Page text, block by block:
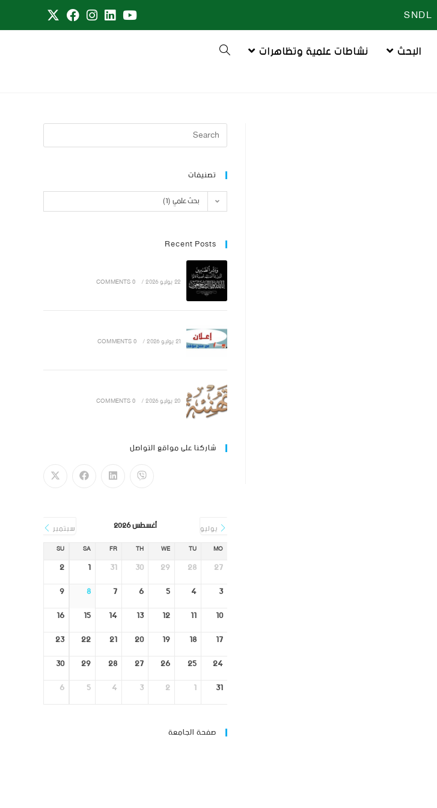
SNDL
البحث نشاطات علمية وتظاهرات
تصنيفات
بحث علمي (1)
Recent Posts
22 يوليو 2026 /
0 COMMENTS
21 يوليو 2026 /
0 COMMENTS
20 يوليو 2026 /
0 COMMENTS
شاركنا على مواقع التواصل
يوليو أغسطس 2026 سبتمبر
MO
TU
WE
TH
FR
SA
SU
27
28
29
30
31
1
2
3
4
5
6
7
8
9
10
11
12
13
14
15
16
17
18
19
20
21
22
23
24
25
26
27
28
29
30
31
1
2
3
4
5
6
صفحة الجامعة